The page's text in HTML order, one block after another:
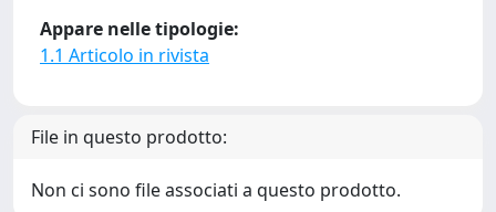
Appare nelle tipologie:
1.1 Articolo in rivista
File in questo prodotto:
Non ci sono file associati a questo prodotto.